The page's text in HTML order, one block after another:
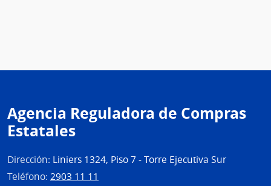
Agencia Reguladora de Compras
Estatales
Dirección: Liniers 1324, Piso 7 - Torre Ejecutiva Sur
Teléfono: 2903 11 11